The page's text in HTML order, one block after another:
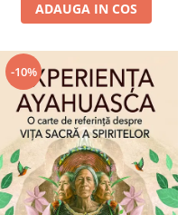
ADAUGA IN COS
-10%